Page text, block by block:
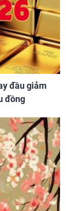
đầu giảm
đồng